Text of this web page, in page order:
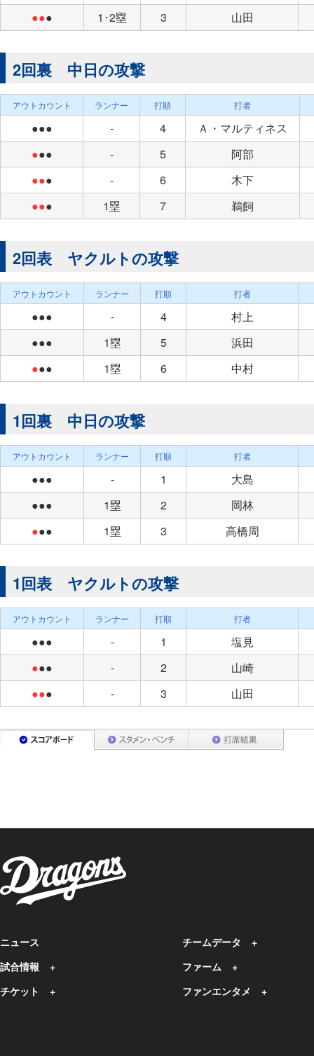
●●● 1･2塁 3 山田
2回裏 中日の攻撃
アウトカウント ランナー 打順 打者
●●● - 4
Ａ・マルティネス
●●● - 5
阿部
●●● - 6
木下
●●● 1塁 7 鵜飼
2回表 ヤクルトの攻撃
アウトカウント ランナー 打順 打者
●●● - 4
村上
●●●
1塁 5
浜田
●●● 1塁 6 中村
1回裏 中日の攻撃
アウトカウント ランナー 打順 打者
●●● - 1
大島
●●●
1塁 2
岡林
●●● 1塁 3 高橋周
1回表 ヤクルトの攻撃
アウトカウント ランナー 打順 打者
●●● - 1
塩見
●●● - 2
山崎
●●● - 3 山田
ニュース
試合情報
チケット
チームデータ
ファーム
ファンエンタメ